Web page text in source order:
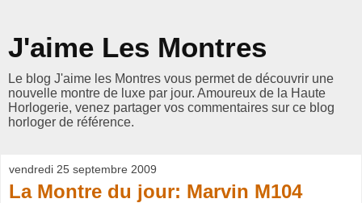
J'aime Les Montres
Le blog J'aime les Montres vous permet de découvrir une
nouvelle montre de luxe par jour. Amoureux de la Haute
Horlogerie, venez partager vos commentaires sur ce blog
horloger de référence.
vendredi 25 septembre 2009
La Montre du jour: Marvin M104